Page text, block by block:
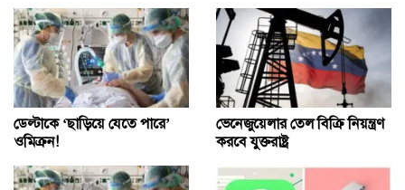
ডেল্টাকে ‘ছাড়িয়ে যেতে পারে’
ওমিক্রন!
ভেনেজুয়েলার তেল বিক্রি নিয়ন্ত্রণ
করবে যুক্তরাষ্ট্র